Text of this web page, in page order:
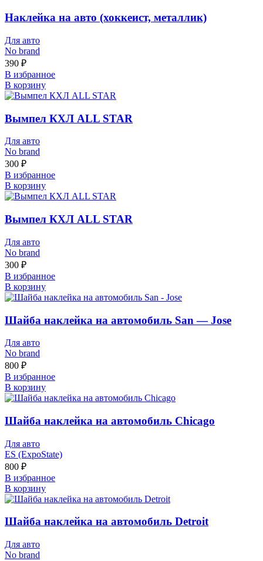
Наклейка на авто (хоккеист, металлик)
Для авто
No brand
390 ₽
В избранное
В корзину
Вымпел КХЛ ALL STAR
Для авто
No brand
300 ₽
В избранное
В корзину
Вымпел КХЛ ALL STAR
Для авто
No brand
300 ₽
В избранное
В корзину
Шайба наклейка на автомобиль San — Jose
Для авто
No brand
800 ₽
В избранное
В корзину
Шайба наклейка на автомобиль Chicago
Для авто
ES (ExpoState)
800 ₽
В избранное
В корзину
Шайба наклейка на автомобиль Detroit
Для авто
No brand